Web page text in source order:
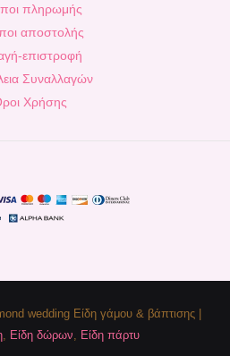
πληρωμής
αποστολής
επιστροφή
Συναλλαγών
Χρήσης
wedding Είδη γάμου & βάπτισης |
, Είδη δώρων Είδη πάρτυ